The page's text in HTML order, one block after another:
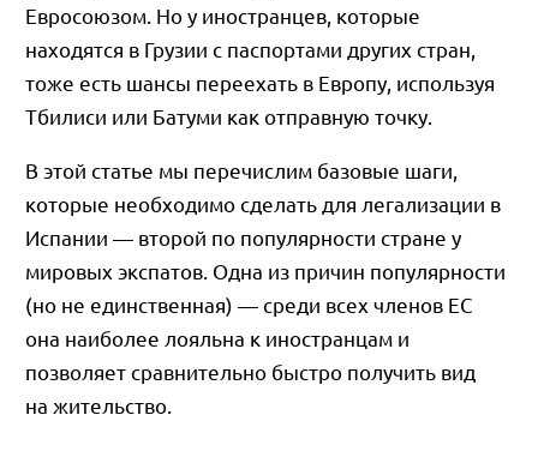
Что делать, если нет шенгена для въезда в
Евросоюзом. Но у иностранцев, которые
находятся в Грузии с паспортами других стран,
тоже есть шансы переехать в Европу, используя
Тбилиси или Батуми как отправную точку.
В этой статье мы перечислим базовые шаги,
которые необходимо сделать для легализации в
Испании — второй по популярности стране у
мировых экспатов. Одна из причин популярности
(но не единственная) — среди всех членов ЕС
она наиболее лояльна к иностранцам и
позволяет сравнительно быстро получить вид
на жительство.